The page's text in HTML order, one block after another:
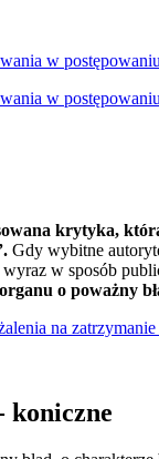
w
w
krytyka,
Gdy wybitne
w sposób
o poważny
na
koniczne